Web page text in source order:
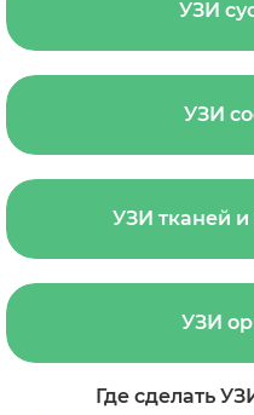
УЗИ
УЗИ
УЗИ тканей
УЗИ
Где сделать